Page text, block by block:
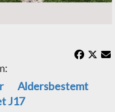
Aldersbestemt
J17